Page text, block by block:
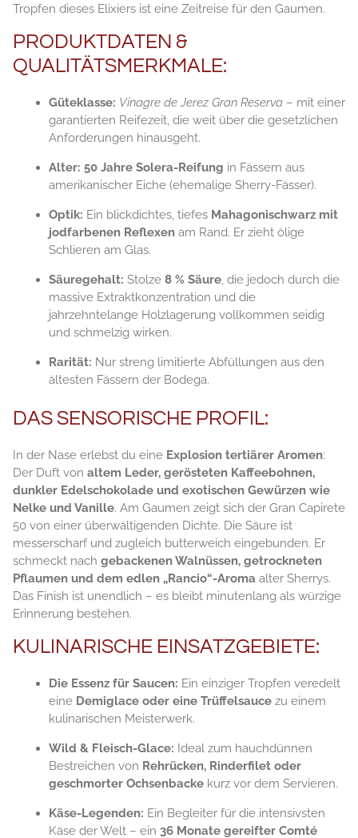
Tropfen dieses Elixiers ist eine Zeitreise für den Gaumen.
PRODUKTDATEN &
QUALITÄTSMERKMALE:
Güteklasse: Vinagre de Jerez Gran Reserva – mit einer
garantierten Reifezeit, die weit über die gesetzlichen
Anforderungen hinausgeht.
Alter: 50 Jahre Solera-Reifung in Fässern aus
amerikanischer Eiche (ehemalige Sherry-Fässer).
Optik: Ein blickdichtes, tiefes Mahagonischwarz mit
jodfarbenen Reflexen am Rand. Er zieht ölige
Schlieren am Glas.
Säuregehalt: Stolze 8 % Säure, die jedoch durch die
massive Extraktkonzentration und die
jahrzehntelange Holzlagerung vollkommen seidig
und schmelzig wirken.
Rarität: Nur streng limitierte Abfüllungen aus den
ältesten Fässern der Bodega.
DAS SENSORISCHE PROFIL:
In der Nase erlebst du eine Explosion tertiärer Aromen:
Der Duft von altem Leder, gerösteten Kaffeebohnen,
dunkler Edelschokolade und exotischen Gewürzen wie
Nelke und Vanille. Am Gaumen zeigt sich der Gran Capirete
50 von einer überwältigenden Dichte. Die Säure ist
messerscharf und zugleich butterweich eingebunden. Er
schmeckt nach gebackenen Walnüssen, getrockneten
Pflaumen und dem edlen „Rancio“-Aroma alter Sherrys.
Das Finish ist unendlich – es bleibt minutenlang als würzige
Erinnerung bestehen.
KULINARISCHE EINSATZGEBIETE:
Die Essenz für Saucen: Ein einziger Tropfen veredelt
eine Demiglace oder eine Trüffelsauce zu einem
kulinarischen Meisterwerk.
Wild & Fleisch-Glace: Ideal zum hauchdünnen
Bestreichen von Rehrücken, Rinderfilet oder
geschmorter Ochsenbacke kurz vor dem Servieren.
Käse-Legenden: Ein Begleiter für die intensivsten
Käse der Welt – ein 36 Monate gereifter Comté